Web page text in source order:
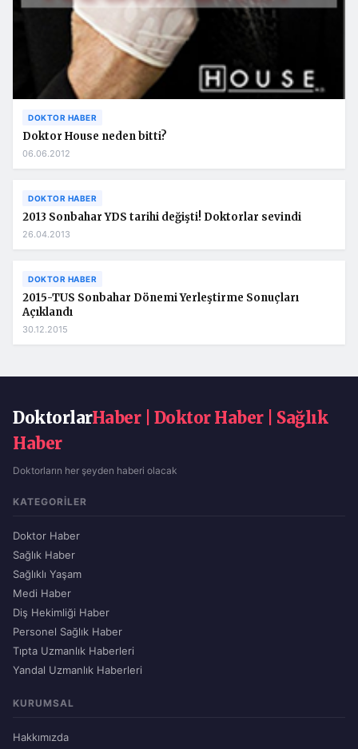
DOKTOR HABER
Doktor House neden bitti?
06.06.2012
DOKTOR HABER
2013 Sonbahar YDS tarihi değişti! Doktorlar sevindi
26.04.2013
DOKTOR HABER
2015-TUS Sonbahar Dönemi Yerleştirme Sonuçları
Açıklandı
30.12.2015
DoktorlarHaber | Doktor Haber | Sağlık
Haber
Doktorların her şeyden haberi olacak
KATEGORILER
Doktor Haber
Sağlık Haber
Sağlıklı Yaşam
Medi Haber
Diş Hekimliği Haber
Personel Sağlık Haber
Tıpta Uzmanlık Haberleri
Yandal Uzmanlık Haberleri
KURUMSAL
Hakkımızda